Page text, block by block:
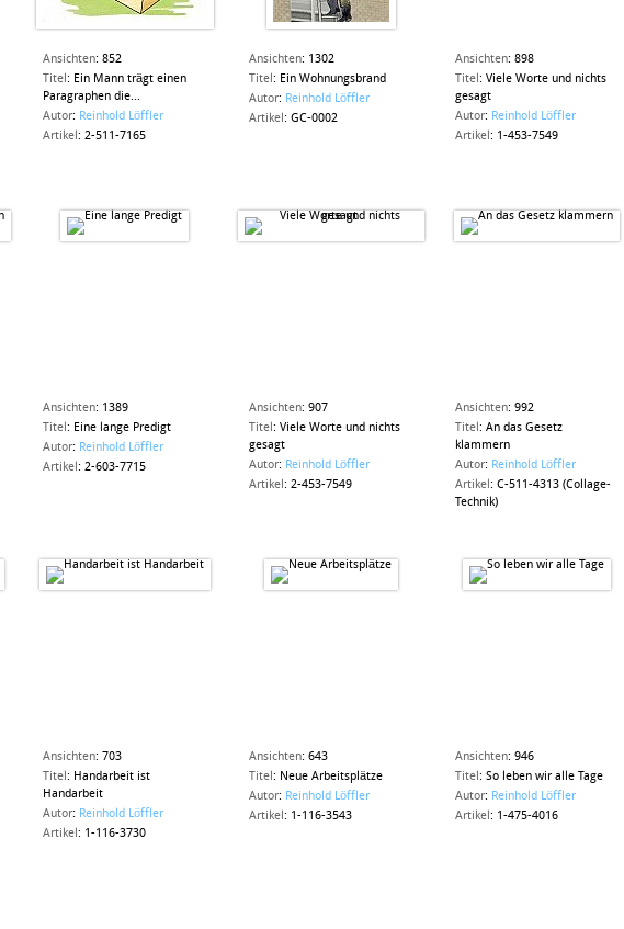
Ansichten: 852
Titel : Ein Mann trägt einen
Paragraphen die...
Autor: Reinhold Löffler
Artikel : 2-511-7165
Ansichten: 1302
Titel : Ein Wohnungsbrand
Autor: Reinhold Löffler
Artikel : GC-0002
Ansichten: 898
Titel : Viele Worte und nichts
gesagt
Autor: Reinhold Löffler
Artikel : 1-453-7549
Ansichten: 1389
Titel : Eine lange Predigt
Autor: Reinhold Löffler
Artikel : 2-603-7715
Ansichten: 907
Titel : Viele Worte und nichts
gesagt
Autor: Reinhold Löffler
Artikel : 2-453-7549
Ansichten: 992
Titel : An das Gesetz
klammern
Autor: Reinhold Löffler
Artikel : C-511-4313 (Collage-
Technik)
Ansichten: 703
Titel : Handarbeit ist
Handarbeit
Autor: Reinhold Löffler
Artikel : 1-116-3730
Ansichten: 643
Titel : Neue Arbeitsplätze
Autor: Reinhold Löffler
Artikel : 1-116-3543
Ansichten: 946
Titel : So leben wir alle Tage
Autor: Reinhold Löffler
Artikel : 1-475-4016